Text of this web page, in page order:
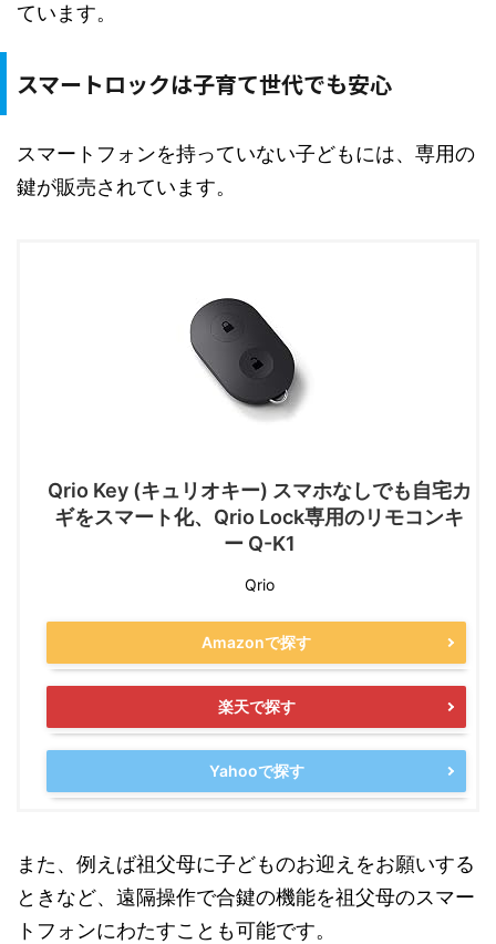
ています。
スマートロックは子育て世代でも安心
スマートフォンを持っていない子どもには、専用の
鍵が販売されています。
Qrio Key (キュリオキー) スマホなしでも自宅カ
ギをスマート化、Qrio Lock専用のリモコンキ
ー Q-K1
Qrio
Amazonで探す
楽天で探す
Yahooで探す
また、例えば祖父母に子どものお迎えをお願いする
ときなど、遠隔操作で合鍵の機能を祖父母のスマー
トフォンにわたすことも可能です。